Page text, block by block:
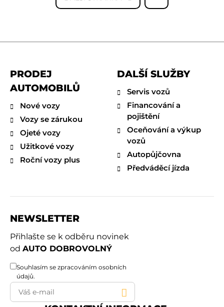
PRODEJ
AUTOMOBILŮ
Nové vozy
Vozy se zárukou
Ojeté vozy
Užitkové vozy
Roční vozy plus
DALŠÍ SLUŽBY
Servis vozů
Financování a
pojištění
Oceňování a výkup
vozů
Autopůjčovna
Předváděcí jízda
NEWSLETTER
Přihlašte se k odběru novinek
od AUTO DOBROVOLNÝ
Souhlasím se zpracováním osobních
údajů.